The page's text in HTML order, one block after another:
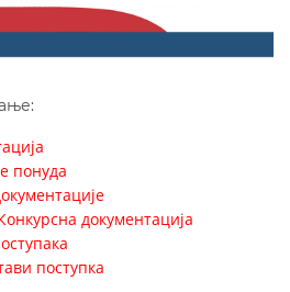
понуда
документација
поступка